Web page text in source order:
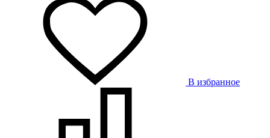
В избранное